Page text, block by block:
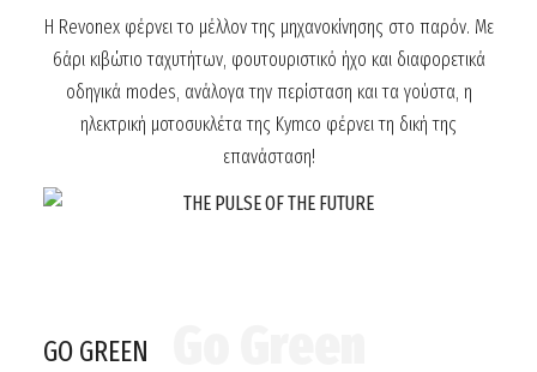
Η Revonex φέρνει το μέλλον της μηχανοκίνησης στο παρόν. Με
6άρι κιβώτιο ταχυτήτων, φουτουριστικό ήχο και διαφορετικά
οδηγικά modes, ανάλογα την περίσταση και τα γούστα, η
ηλεκτρική μοτοσυκλέτα της Kymco φέρνει τη δική της
επανάσταση!
GO GREEN